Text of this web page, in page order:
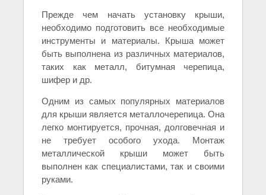
Прежде чем начать установку крыши,
необходимо подготовить все необходимые
инструменты и материалы. Крыша может
быть выполнена из различных материалов,
таких как металл, битумная черепица,
шифер и др.
Одним из самых популярных материалов
для крыши является металлочерепица. Она
легко монтируется, прочная, долговечная и
не требует особого ухода. Монтаж
металлической крыши может быть
выполнен как специалистами, так и своими
руками.